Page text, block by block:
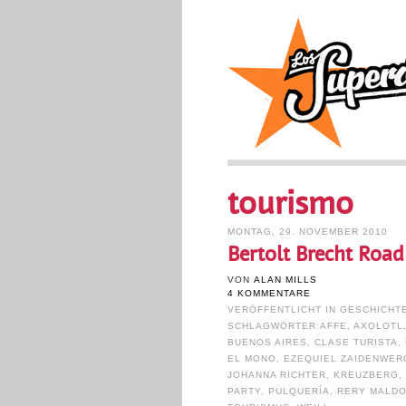
tourismo
MONTAG, 29. NOVEMBER 2010
Bertolt Brecht
VON ALAN MILLS
4 KOMMENTARE
VERÖFFENTLICHT IN GESCHICHTE
SCHLAGWÖRTER:AFFE AXOLOTL
BUENOS AIRES
CLASE TURISTA
EL MONO
EZEQUIEL
JOHANNA RICHTER
KREUZBERG
PARTY
PULQUERÍA RERY